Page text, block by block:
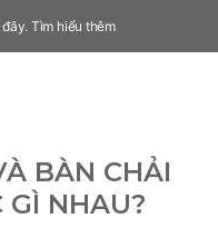
Tìm hiểu thêm
BÀN CHẢI
GÌ NHAU?